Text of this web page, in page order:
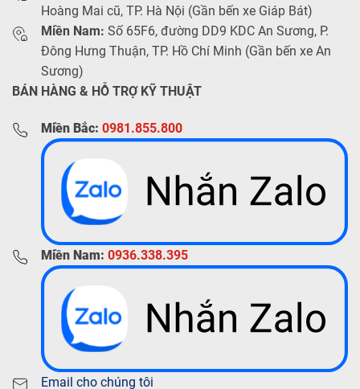
Hoàng Mai cũ, TP. Hà Nội (Gần bến xe Giáp Bát)
Miền Nam: Số 65F6, đường DD9 KDC An Sương, P.
Đông Hưng Thuận, TP. Hồ Chí Minh (Gần bến xe An
Sương)
BÁN HÀNG & HỖ TRỢ KỸ THUẬT
Miền Bắc: 0981.855.800
Miền Nam: 0936.338.395
Email cho chúng tôi